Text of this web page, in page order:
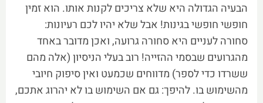
הבעיה הגדולה היא שלא צריכים לקנות אותו. הוא זמין
חופשי חופשי בגינות! אבל שלא יהיו לכם רעיונות:
סחורה לעניים היא סחורה גרועה, ואכן מדובר באחד
מהגרועים שבסמי ההזייה! רוב בעלי הניסיון (אלה מהם
ששרדו כדי לספר) מדווחים שכמעט ואין סיפוק חיובי
מהשימוש בו. להיפך: גם אם השימוש בו לא יהרוג אתכם,